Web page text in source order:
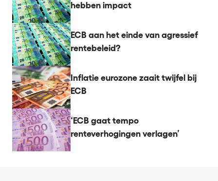
hebben impact
ECB aan het einde van agressief
rentebeleid?
Inflatie eurozone zaait twijfel bij
ECB
‘ECB gaat tempo
renteverhogingen verlagen’